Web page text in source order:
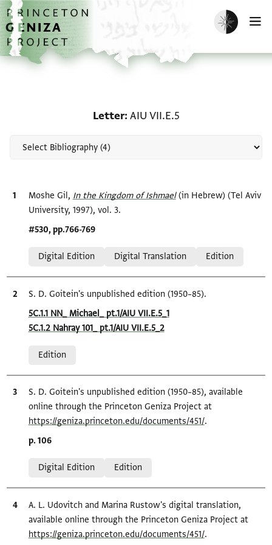
Skip to main content
home
Enable dark
Letter AIU VII.E.5
Bibliographic citation
Moshe Gil, In the Kingdom of Ishmael‎(in Hebrew) (Tel Aviv
University, 1997), vol. 3.
Location in source
#530, pp.766-769
Digital Edition
Digital Translation Edition
Bibliographic citation
S. D. Goitein's unpublished edition (1950–85).
Location in source
5C.1.1 NN_ Michael_ pt.1/AIU VII.E.5_1
5C.1.2 Nahray 101_ pt.1/AIU VII.E.5_2
Edition
Bibliographic citation
S. D. Goitein's unpublished edition (1950–85), available
online through the Princeton Geniza Project at
https://geniza.princeton.edu/documents/451/.
Location in source
p. 106
Digital Edition
Edition
Bibliographic citation
A. L. Udovitch and Marina Rustow's digital translation,
available online through the Princeton Geniza Project at
https://geniza.princeton.edu/documents/451/.